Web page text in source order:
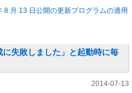
8 月 13 日公開の更新プログラムの適用
失敗しました」と起動時に毎
2014-07-13